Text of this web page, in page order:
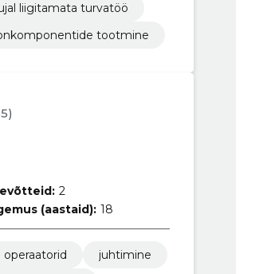
liigitamata turvatöö
tootmine
2
(aastaid): 18
operaatorid
juhtimine